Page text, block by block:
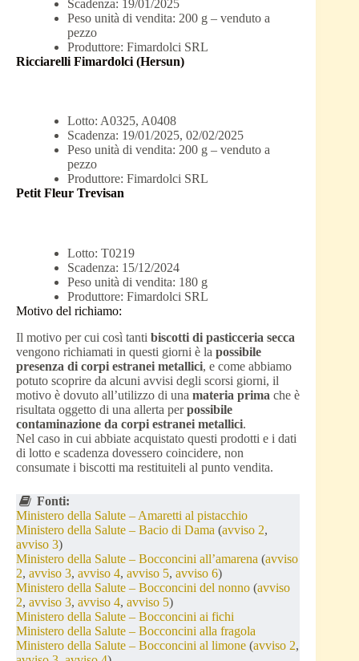
Scadenza: 19/01/2025
Peso unità di vendita: 200 g – venduto a
pezzo
Produttore: Fimardolci SRL
Ricciarelli Fimardolci (Hersun)
Lotto: A0325, A0408
Scadenza: 19/01/2025, 02/02/2025
Peso unità di vendita: 200 g – venduto a
pezzo
Produttore: Fimardolci SRL
Petit Fleur Trevisan
Lotto: T0219
Scadenza: 15/12/2024
Peso unità di vendita: 180 g
Produttore: Fimardolci SRL
Motivo del richiamo:
Il motivo per cui così tanti biscotti di pasticceria secca
vengono richiamati in questi giorni è la possibile
presenza di corpi estranei metallici, e come abbiamo
potuto scoprire da alcuni avvisi degli scorsi giorni, il
motivo è dovuto all’utilizzo di una materia prima che è
risultata oggetto di una allerta perpossibile
contaminazione da corpi estranei metallici.
Nel caso in cui abbiate acquistato questi prodotti e i dati
di lotto e scadenza dovessero coincidere, non
consumate i biscotti ma restituiteli al punto vendita.
Fonti:
Ministero della Salute – Amaretti al pistacchio
Ministero della Salute – Bacio di Dama (avviso 2,
avviso 3)
Ministero della Salute – Bocconcini all’amarena (avviso
2, avviso 3, avviso 4, avviso 5, avviso 6)
Ministero della Salute – Bocconcini del nonno (avviso
2, avviso 3, avviso 4, avviso 5)
Ministero della Salute – Bocconcini ai fichi
Ministero della Salute – Bocconcini alla fragola
Ministero della Salute – Bocconcini al limone (avviso 2,